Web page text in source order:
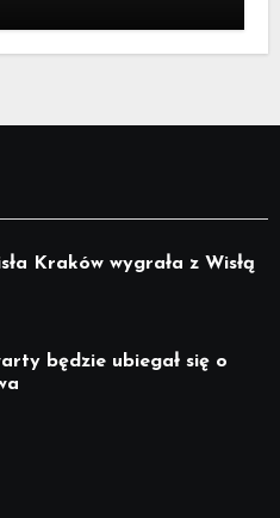
Kraków wygrała z Wisłą
będzie ubiegał się o